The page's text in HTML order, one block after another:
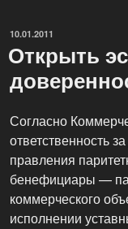
евро»
ОПУБЛИКОВАНО
10.01.2011
Открыть
Согласно
ответственность
правления
бенефициары —
коммерческого
исполнении